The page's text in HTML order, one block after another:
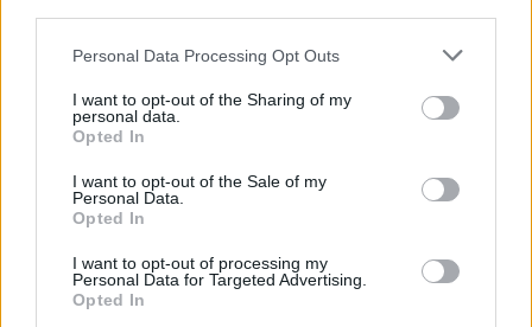
Personal Data Processing Opt Outs
I want to opt-out of the Sharing of my
personal data.
Opted In
I want to opt-out of the Sale of my
Personal Data.
Opted In
I want to opt-out of processing my
Personal Data for Targeted Advertising.
Opted In
Κάθε χρόνο κόσμος από όλη την Ευρώπη μαζεύεται
στην Πλατεία Il-Fosos στη Βαλέτα για το ξέφρενο
ευρωπαϊκές μουσικές εκδηλώσεις, είναι γνωστό για
την ανάδειξη μερικών από τα μεγαλύτερα ονόματα